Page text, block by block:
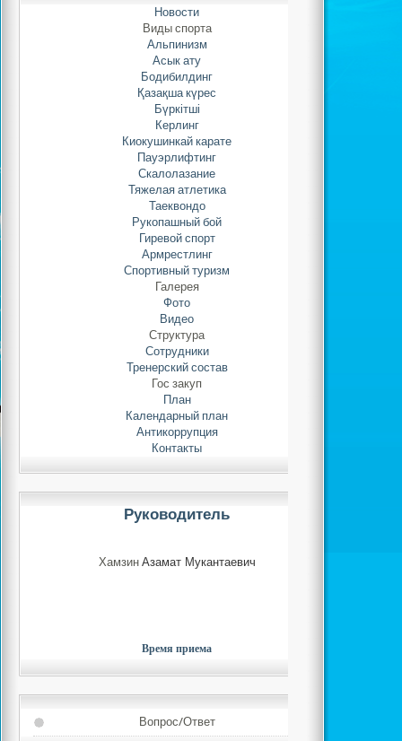
Новости
Виды спорта
Альпинизм
Асык ату
Бодибилдинг
Қазақша күрес
Бүркітші
Керлинг
Киокушинкай карате
Пауэрлифтинг
Скалолазание
Тяжелая атлетика
Таеквондо
Рукопашный бой
Гиревой спорт
Армрестлинг
Спортивный туризм
Галерея
Фото
Видео
Структура
Сотрудники
Тренерский состав
Гос закуп
План
Календарный план
Антикоррупция
Контакты
Руководитель
Хамзин Азамат Мукантаевич
Время приема
Вопрос/Ответ